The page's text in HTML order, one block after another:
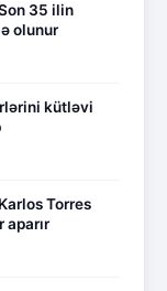
35 ilin
olunur
kütləvi
Torres